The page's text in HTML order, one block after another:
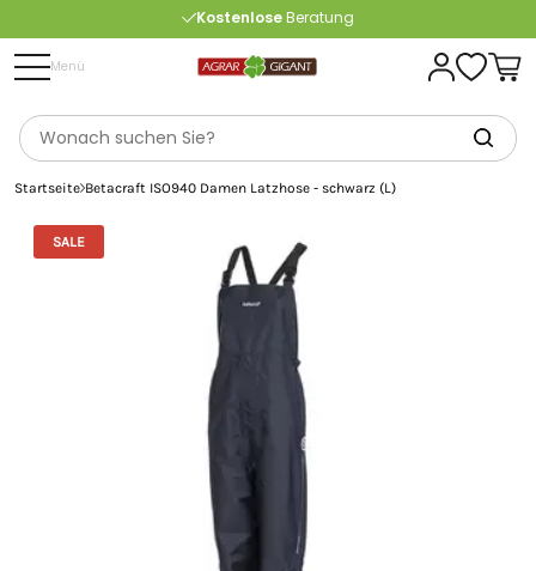
KostenloseBeratung
ab 175 € (in DE) – außer Sperrgut
Menü
Startseite Betacraft ISO940 Damen Latzhose - schwarz (L)
SALE